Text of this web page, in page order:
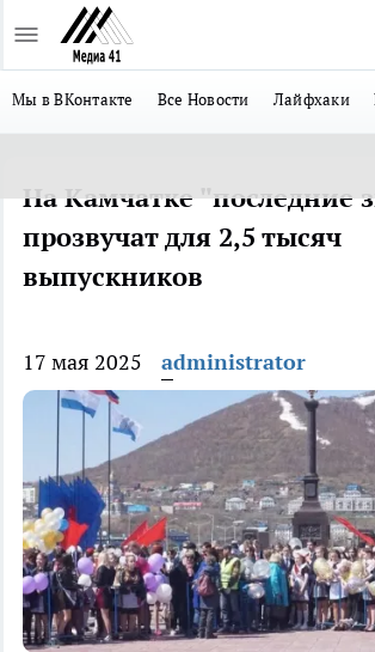
Мы в ВКонтакте Все Новости Лайфхаки
На Камчатке "последние
прозвучат для 2,5 тысяч
выпускников
17 мая 2025 administrator